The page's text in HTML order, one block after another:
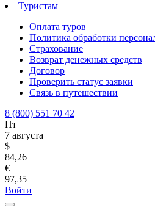
Туристам
Оплата туров
Политика обработки
Страхование
Возврат денежных средств
Договор
Проверить статус заявки
Связь в путешествии
8 (800) 551 70 42
Пт
7 августа
$
84,26
€
97,35
Войти